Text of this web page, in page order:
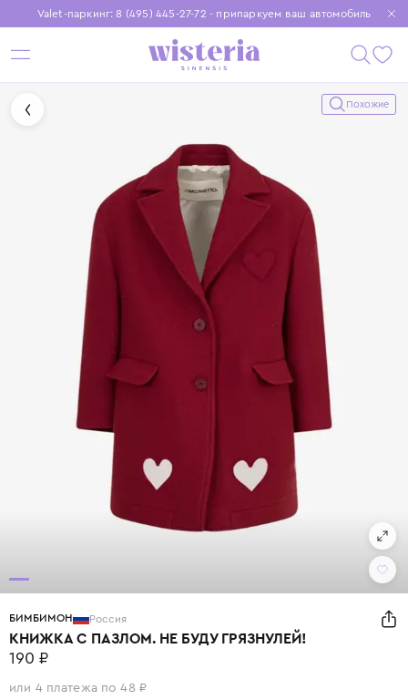
Valet-паркинг: 8 (495) 445-27-72 - припаркуем ваш автомобиль
Бесплатная доставка при заказе от 15 000 ₽
Установите приложение, чтобы покупки были еще удобнее
Похожие
БИМБИМОН Россия
КНИЖКА С ПАЗЛОМ. НЕ БУДУ ГРЯЗНУЛЕЙ!
190 ₽
или 4 платежа по 48 ₽